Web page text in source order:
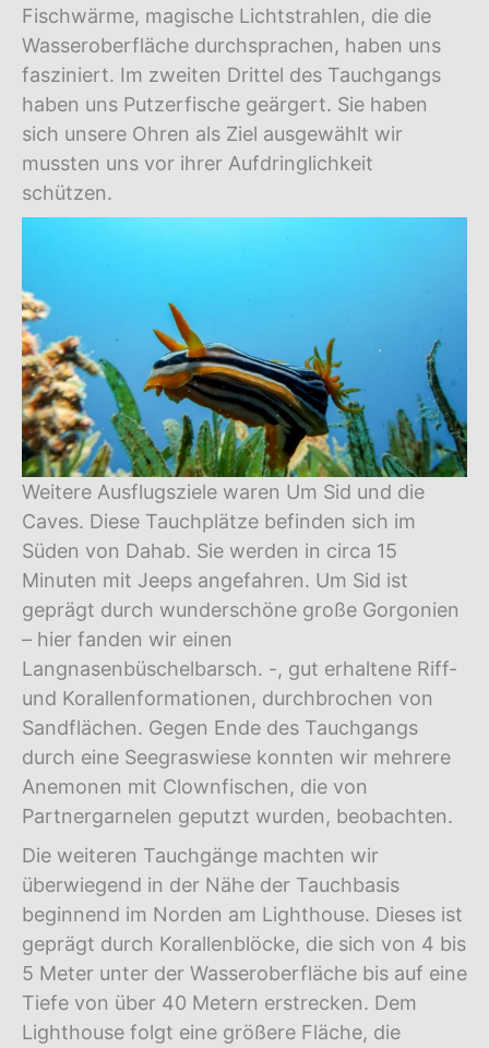
Fischwärme, magische Lichtstrahlen, die die
Wasseroberfläche durchsprachen, haben uns
fasziniert. Im zweiten Drittel des Tauchgangs
haben uns Putzerfische geärgert. Sie haben
sich unsere Ohren als Ziel ausgewählt wir
mussten uns vor ihrer Aufdringlichkeit
schützen.
Weitere Ausflugsziele waren Um Sid und die
Caves. Diese Tauchplätze befinden sich im
Süden von Dahab. Sie werden in circa 15
Minuten mit Jeeps angefahren. Um Sid ist
geprägt durch wunderschöne große Gorgonien
– hier fanden wir einen
Langnasenbüschelbarsch. -, gut erhaltene Riff-
und Korallenformationen, durchbrochen von
Sandflächen. Gegen Ende des Tauchgangs
durch eine Seegraswiese konnten wir mehrere
Anemonen mit Clownfischen, die von
Partnergarnelen geputzt wurden, beobachten.
Die weiteren Tauchgänge machten wir
überwiegend in der Nähe der Tauchbasis
beginnend im Norden am Lighthouse. Dieses ist
geprägt durch Korallenblöcke, die sich von 4 bis
5 Meter unter der Wasseroberfläche bis auf eine
Tiefe von über 40 Metern erstrecken. Dem
Lighthouse folgt eine größere Fläche, die